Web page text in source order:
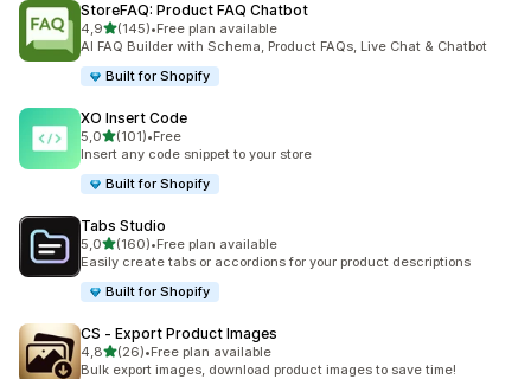
StoreFAQ: Product FAQ Chatbot
4,9na 5 gwiazdek
(145)
Łączna liczba recenzji: 145
•Free plan available
AI FAQ Builder with Schema, Product FAQs, Live Chat & Chatbot
Built for Shopify
XO Insert Code
5,0na 5 gwiazdek
(101)
Łączna liczba recenzji: 101
•Free
Insert any code snippet to your store
Built for Shopify
Tabs Studio
5,0na 5 gwiazdek
(160)
Łączna liczba recenzji: 160
•Free plan available
Easily create tabs or accordions for your product descriptions
Built for Shopify
CS ‑ Export Product Images
4,8na 5 gwiazdek
(26)
Łączna liczba recenzji: 26
•Free plan available
Bulk export images, download product images to save time!